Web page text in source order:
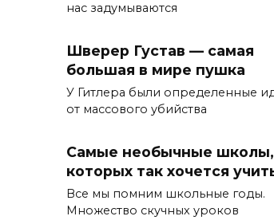
нас задумываются
Шверер Густав — самая
большая в мире пушка
У Гитлера были определенные
от массового убийства
Самые необычные школы,
которых так хочется
Все мы помним школьные годы.
Множество скучных уроков